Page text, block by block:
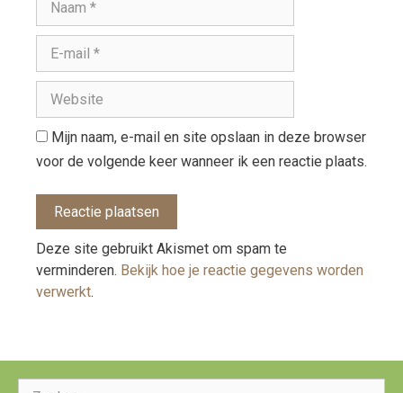
Mijn naam, e-mail en site opslaan in deze browser
voor de volgende keer wanneer ik een reactie plaats.
Deze site gebruikt Akismet om spam te
verminderen. Bekijk hoe je reactie gegevens worden
verwerkt.